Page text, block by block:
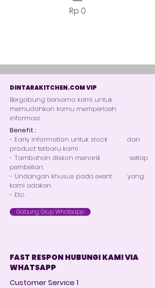
Harga
Rp 0
DINTARAKITCHEN.COM VIP
Bergabung bersama kami untuk
memudahkan kamu memperloeh
informasi.
Benefit :
- Early information untuk stock dan
product terbaru kami
- Tambahan diskon menarik setiap
pembelian
- Undangan khusus pada event yang
kami adakan
- Etc.
Gabung Grup Whatsapp
FAST RESPON HUBUNGI KAMI VIA
WHATSAPP
Customer Service 1